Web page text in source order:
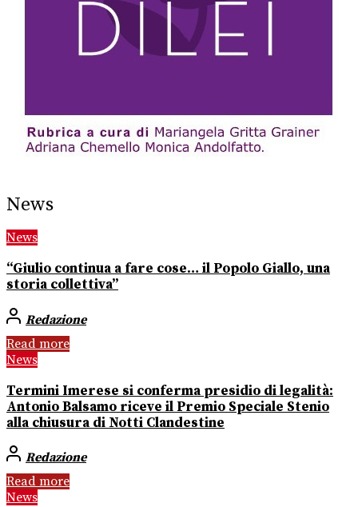
News
News
“Giulio continua a fare cose… il Popolo Giallo, una
storia collettiva”
Redazione
Read more
News
Termini Imerese si conferma presidio di legalità:
Antonio Balsamo riceve il Premio Speciale Stenio
alla chiusura di Notti Clandestine
Redazione
Read more
News